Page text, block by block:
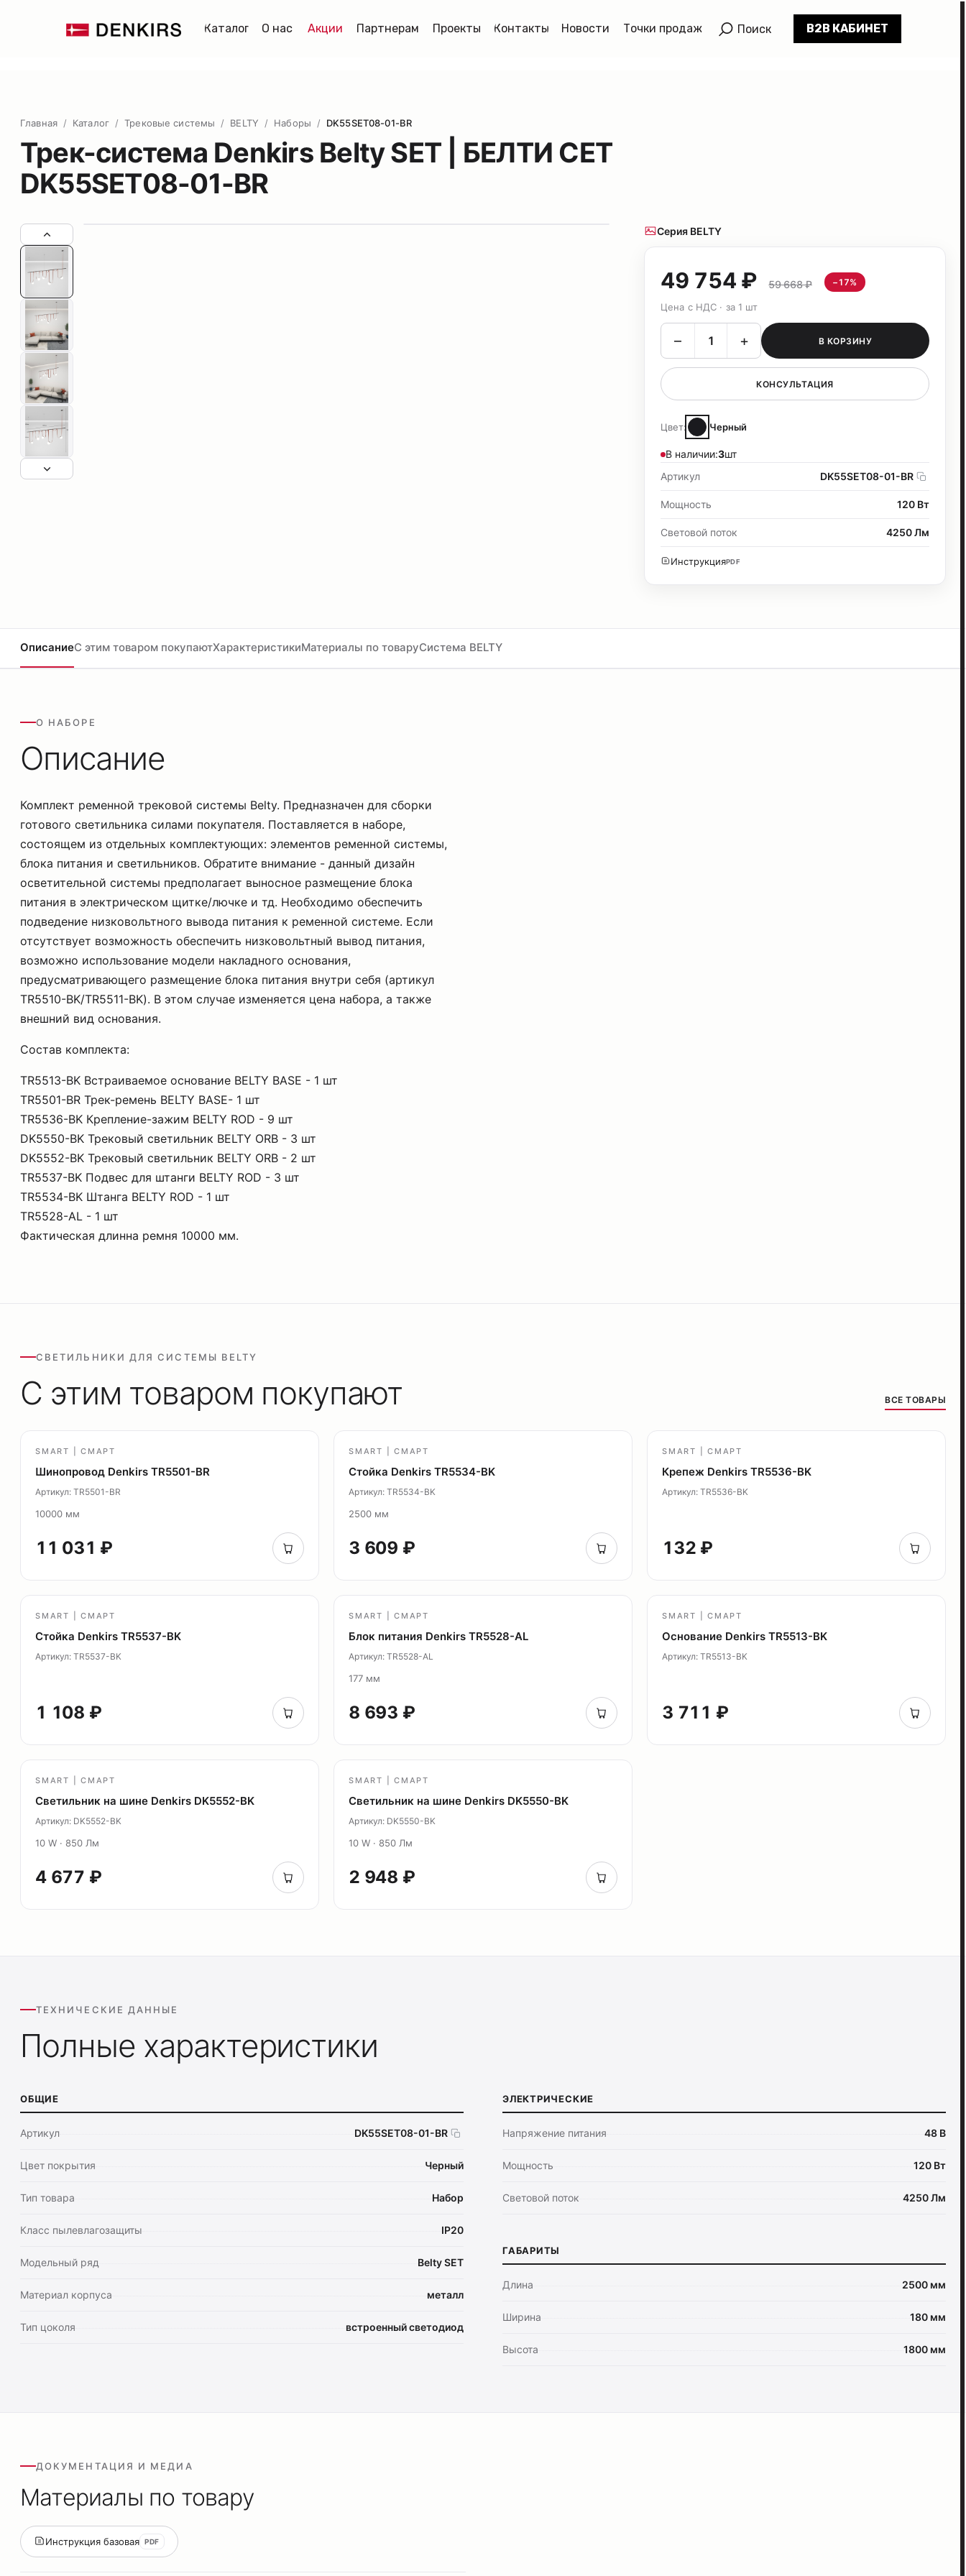
Поиск
Каталог О нас Партнерам Контакты Новости
Проекты
Акции B2B КАБИНЕТ
Точки продаж
Главная / Каталог / Трековые системы / BELTY / Наборы / DK55SET08-01-BR
Трек-система Denkirs Belty SET | БЕЛТИ СЕТ
DK55SET08-01-BR
Серия BELTY
49 754 ₽ 59 668 ₽ −17%
Цена с НДС · за 1 шт
– + В КОРЗИНУ
КОНСУЛЬТАЦИЯ
Цвет: Черный
В наличии:3шт
Артикул
DK55SET08-01-BR
Мощность 120 Вт
Световой поток 4250 Лм
ИнструкцияPDF
ОписаниеС этим товаром покупаютХарактеристикиМатериалы по товаруСистема BELTY
О НАБОРЕ
Описание
Комплект ременной трековой системы Belty. Предназначен для сборки
готового светильника силами покупателя. Поставляется в наборе,
состоящем из отдельных комплектующих: элементов ременной системы,
блока питания и светильников. Обратите внимание - данный дизайн
осветительной системы предполагает выносное размещение блока
питания в электрическом щитке/лючке и тд. Необходимо обеспечить
подведение низковольтного вывода питания к ременной системе. Если
отсутствует возможность обеспечить низковольтный вывод питания,
возможно использование модели накладного основания,
предусматривающего размещение блока питания внутри себя (артикул
TR5510-BK/TR5511-BK). В этом случае изменяется цена набора, а также
внешний вид основания.
Состав комплекта:
TR5513-BK Встраиваемое основание BELTY BASE - 1 шт
TR5501-BR Трек-ремень BELTY BASE- 1 шт
TR5536-BK Крепление-зажим BELTY ROD - 9 шт
DK5550-BK Трековый светильник BELTY ORB - 3 шт
DK5552-BK Трековый светильник BELTY ORB - 2 шт
TR5537-BK Подвес для штанги BELTY ROD - 3 шт
TR5534-BK Штанга BELTY ROD - 1 шт
TR5528-AL - 1 шт
Фактическая длинна ремня 10000 мм.
СВЕТИЛЬНИКИ ДЛЯ СИСТЕМЫ BELTY
С этим товаром покупают ВСЕ ТОВАРЫ
SMART | СМАРТ
Шинопровод Denkirs TR5501-BR
Артикул: TR5501-BR
10000 мм
11 031 ₽
SMART | СМАРТ
Стойка Denkirs TR5534-BK
Артикул: TR5534-BK
2500 мм
3 609 ₽
SMART | СМАРТ
Крепеж Denkirs TR5536-BK
Артикул: TR5536-BK
132 ₽
SMART | СМАРТ
Стойка Denkirs TR5537-BK
Артикул: TR5537-BK
1 108 ₽
SMART | СМАРТ
Блок питания Denkirs TR5528-AL
Артикул: TR5528-AL
177 мм
8 693 ₽
SMART | СМАРТ
Основание Denkirs TR5513-BK
Артикул: TR5513-BK
3 711 ₽
SMART | СМАРТ
Светильник на шине Denkirs DK5552-BK
Артикул: DK5552-BK
10 W · 850 Лм
4 677 ₽
SMART | СМАРТ
Светильник на шине Denkirs DK5550-BK
Артикул: DK5550-BK
10 W · 850 Лм
2 948 ₽
ТЕХНИЧЕСКИЕ ДАННЫЕ
Полные характеристики
ОБЩИЕ
Артикул DK55SET08-01-BR
Цвет покрытия Черный
Тип товара Набор
Класс пылевлагозащиты IP20
Модельный ряд Belty SET
Материал корпуса металл
Тип цоколя встроенный светодиод
ЭЛЕКТРИЧЕСКИЕ
Напряжение питания 48 В
Мощность 120 Вт
Световой поток 4250 Лм
ГАБАРИТЫ
Длина 2500 мм
Ширина 180 мм
Высота 1800 мм
ДОКУМЕНТАЦИЯ И МЕДИА
Материалы по товару
Инструкция базовая PDF